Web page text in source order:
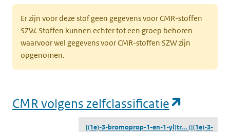
Er zijn voor deze stof geen gegevens voor CMR-stoffen
SZW. Stoffen kunnen echter tot een groep behoren
waarvoor wel gegevens voor CMR-stoffen SZW zijn
opgenomen.
CMR volgens zelfclassificatie
[(1e)-3-bromoprop-1-en-1-yl]tr... ([(1e)-3-